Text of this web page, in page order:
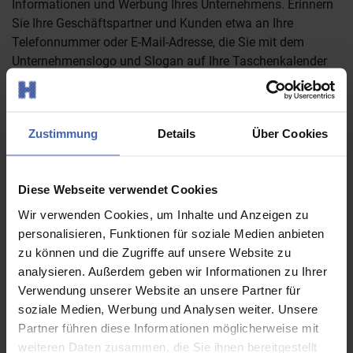
Zustimmung Details Über Cookies
Diese Webseite verwendet Cookies
Wir verwenden Cookies, um Inhalte und Anzeigen zu
personalisieren, Funktionen für soziale Medien anbieten
zu können und die Zugriffe auf unsere Website zu
analysieren. Außerdem geben wir Informationen zu Ihrer
Verwendung unserer Website an unsere Partner für
soziale Medien, Werbung und Analysen weiter. Unsere
Partner führen diese Informationen möglicherweise mit
weiteren Daten zusammen, die Sie ihnen bereitgestellt
Informationen und Werbung Ihres Unternehmens. Erinnern
Sie Ihre Geschäftspartner und Kunden etwa an Ihre
Telefonnummer oder E-Mail-Adresse, die Sie mit dem
Unternehmenslogo und Slogan auf Ihre Taschenkalender
drucken können. Übersenden Sie uns einfach Ihre fertige
Druckvorlage für die Taschenkalender, wir stellen Ihnen für
Verfügung, um Ihre kleinen Kalender in Top-Qualität zu
produzieren. Sollten Sie Fragen zur Konfiguration Ihrer
zum Beispiel zuTerminkalendern,Kalendern A3 quer
Tischkalender,EintrittskartenoderSchreibunterlagen,
wenden Sie sich bitte an unser freundliches
Servicepersonal. Selbstverständlich stehen wir Ihnen zur
Seite, wenn Sie Ihr Corporate Design in sämtlichen
Werbeartikeln konsequent umsetzen wollen.
Gut gestaltete Taschenkalender online